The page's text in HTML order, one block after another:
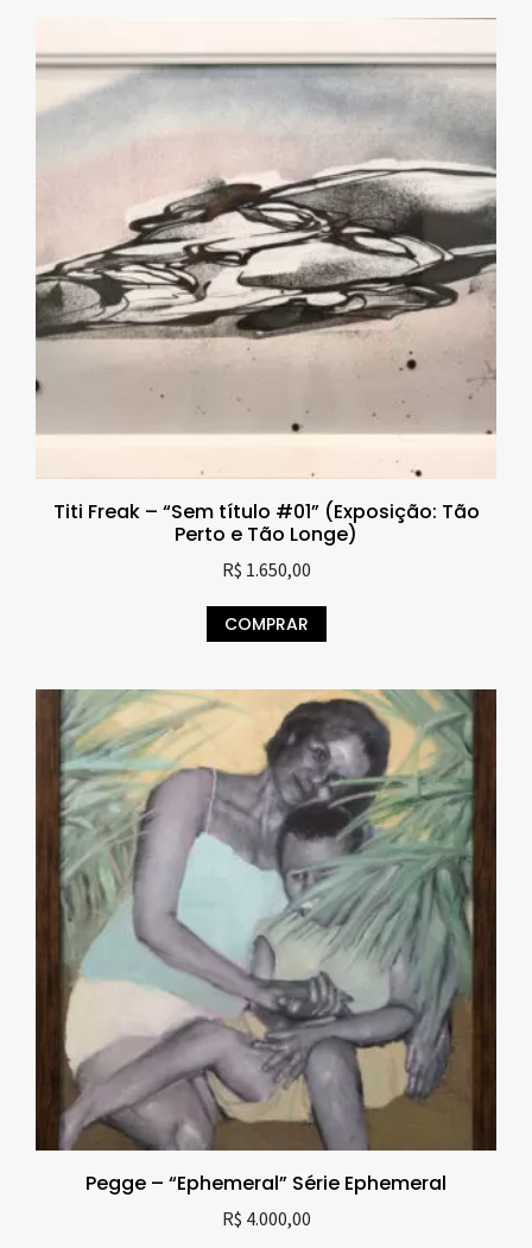
Titi Freak – “Sem título #01” (Exposição: Tão
Perto e Tão Longe)
R$ 1.650,00
COMPRAR
Pegge – “Ephemeral” Série Ephemeral
R$ 4.000,00